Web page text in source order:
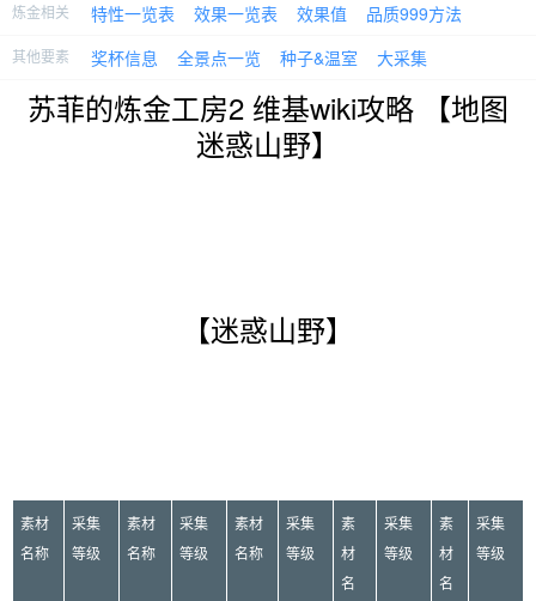
炼金相关 特性一览表 效果一览表 效果值 品质999方法
其他要素 奖杯信息 全景点一览 种子&温室 大采集
苏菲的炼金工房2 维基wiki攻略 【地图
迷惑山野】
【迷惑山野】
素材
名称
采集
等级
素材
名称
采集
等级
素材
名称
采集
等级
素
材
名
采集
等级
素
材
名
采集
等级